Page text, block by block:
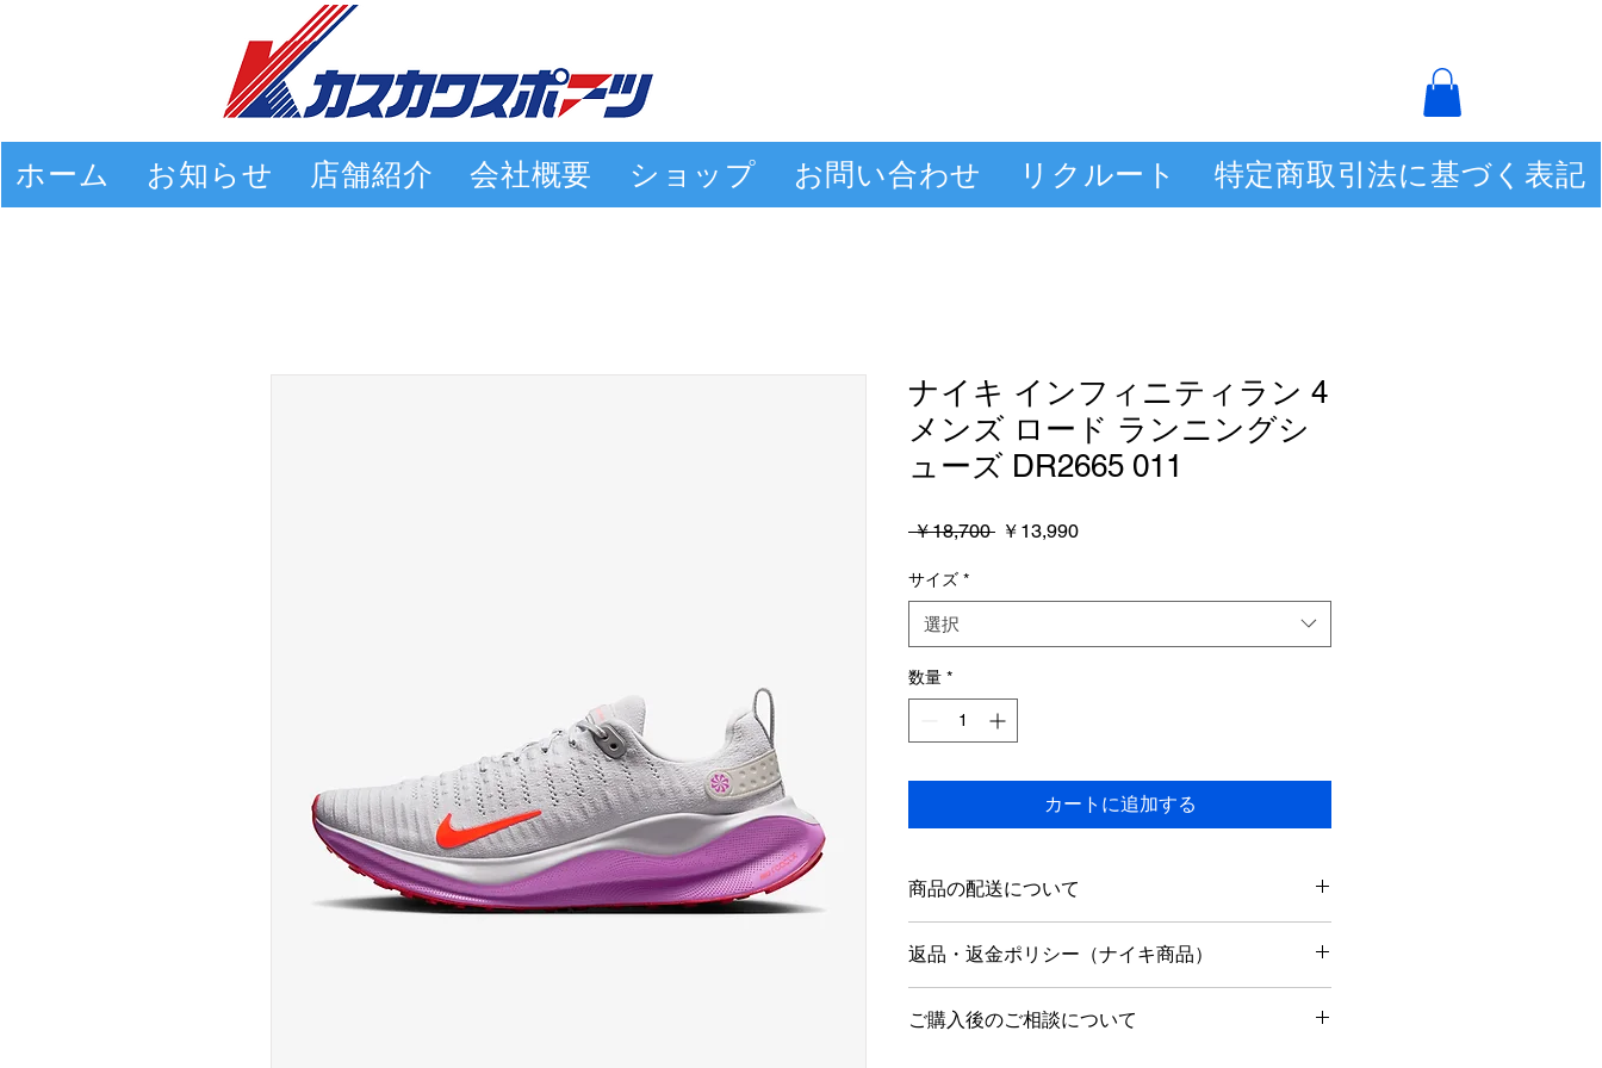
ホーム お知らせ 店舗紹介 会社概要 ショップ お問い合わせ リクルート 特定商取引法に基づく表記
ナイキ インフィニティラン 4
メンズ ロード ランニングシ
ューズ DR2665 011
￥18,700 通
格
￥13,990セ
価
サイズ *
選択
数量 *
カートに追加する
商品の配送について
海外発送は行っておりません。
返品・返金ポリシー（ナイキ商品）
ただし新品未使用品で箱・タグなど揃った状態に限りま
ご購入後のご相談について